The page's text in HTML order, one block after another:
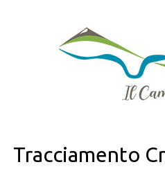
Tracciamento